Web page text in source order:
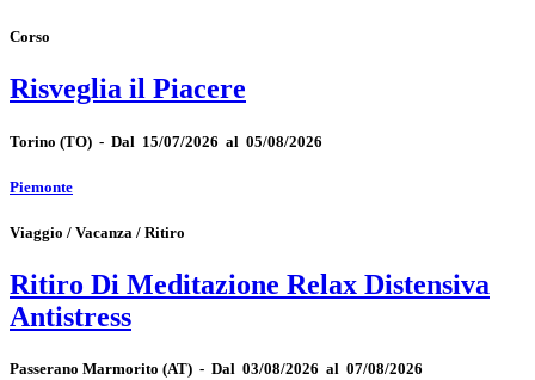
Corso
Risveglia il Piacere
Torino (TO) - Dal 15/07/2026 al 05/08/2026
Piemonte
Viaggio / Vacanza / Ritiro
Ritiro Di Meditazione Relax Distensiva
Antistress
Passerano Marmorito (AT) - Dal 03/08/2026 al 07/08/2026